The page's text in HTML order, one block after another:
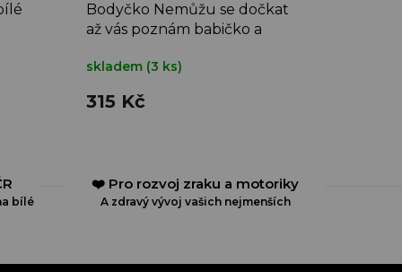
Bodyčko Nemůžu se dočkat
až vás poznám babičko a
skladem (3 ks)
315 Kč
bílé
❤️ Pro rozvoj zraku a motoriky
A zdravý vývoj vašich nejmenších